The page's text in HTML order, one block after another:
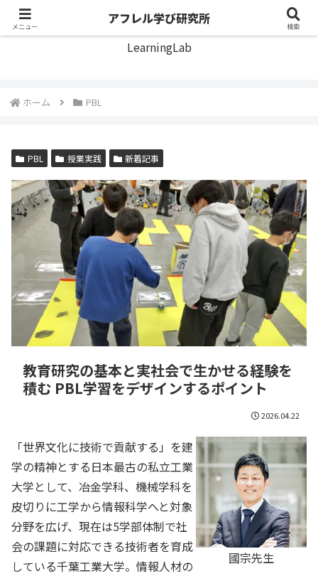
アフレル学び研究所
LearningLab
ホーム PBL
PBL 授業実践 新着記事
教育研究の基本と実社会で生かせる経験を
積む PBL学習をデザインするポイント
2026.04.22
「世界文化に技術で貢献する」を建
学の精神とする日本最古の私立工業
大学として、冶金学科、機械学科を
皮切りに工学から情報科学へと対象
分野を広げ、現在は5学部体制で社
会の課題に対応できる技術者を育成
している千葉工業大学。情報人材の
國宗先生
メニュー
アフレル学び研究所
検索